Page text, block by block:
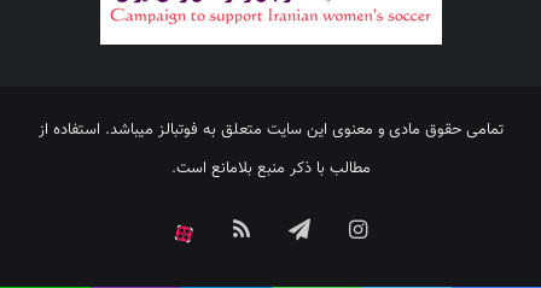
تمامی حقوق مادی و معنوی این سایت متعلق به فوتبالز میباشد. استفاده از
مطالب با ذکر منبع بلامانع است.
اینستاگرامتلگرام خوراک